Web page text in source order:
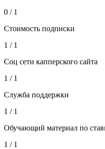
0 / 1
Стоимость подписки
1 / 1
Соц сети капперского сайта
1 / 1
Служба поддержки
1 / 1
Обучающий материал по
1 / 1